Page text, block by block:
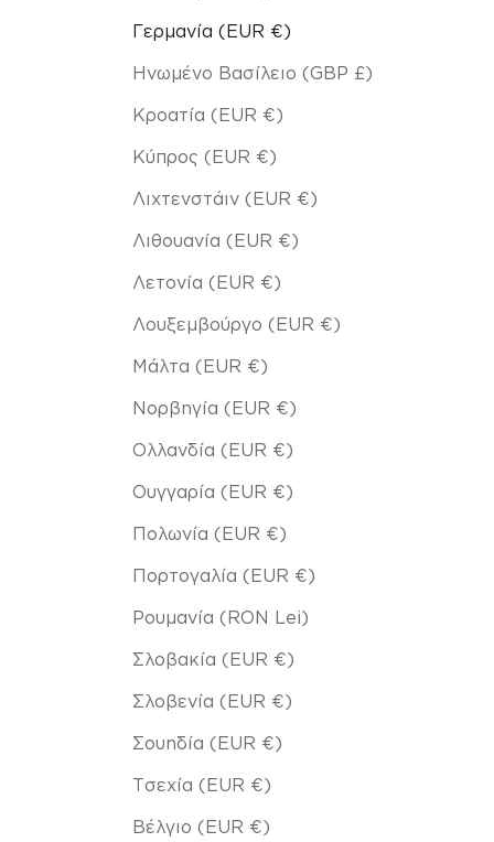
Γερμανία (EUR €)
Ηνωμένο Βασίλειο (GBP £)
Κροατία (EUR €)
Κύπρος (EUR €)
Λιχτενστάιν (EUR €)
Λιθουανία (EUR €)
Λετονία (EUR €)
Λουξεμβούργο (EUR €)
Μάλτα (EUR €)
Νορβηγία (EUR €)
Ολλανδία (EUR €)
Ουγγαρία (EUR €)
Πολωνία (EUR €)
Πορτογαλία (EUR €)
Ρουμανία (RON Lei)
Σλοβακία (EUR €)
Σλοβενία (EUR €)
Σουηδία (EUR €)
Τσεχία (EUR €)
Βέλγιο (EUR €)